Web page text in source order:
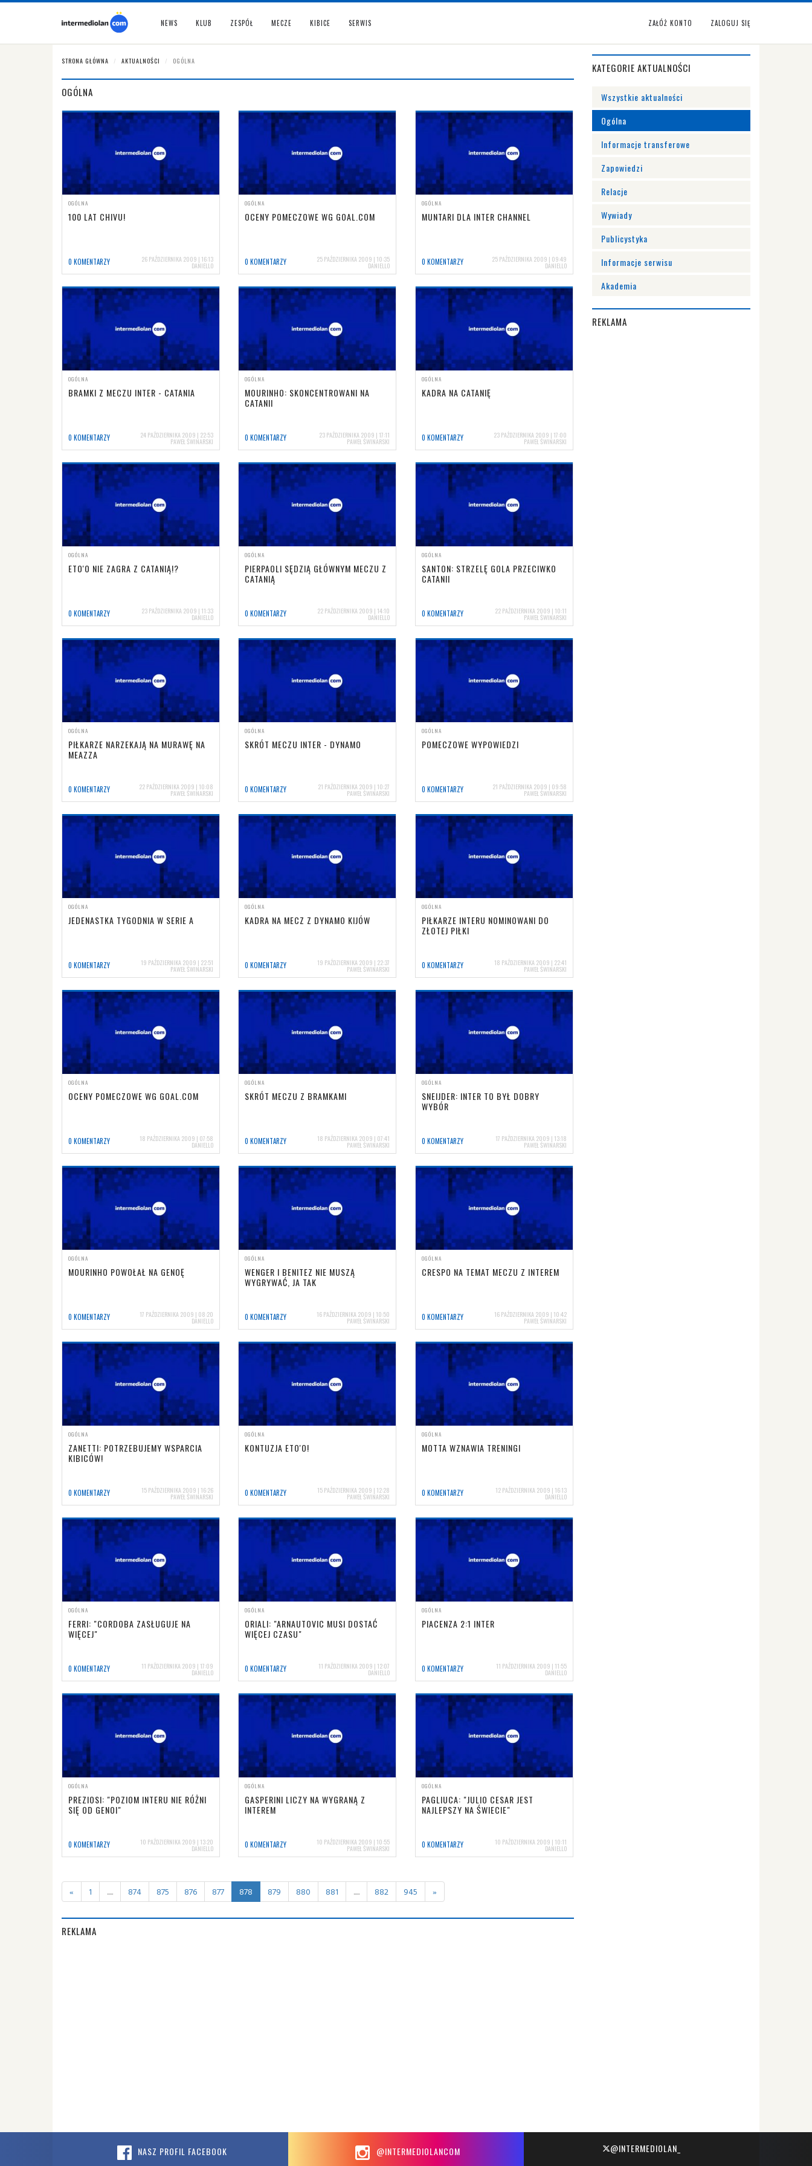
NEWS KLUB ZESPÓŁ MECZE KIBICE SERWIS ZAŁÓŻ KONTO ZALOGUJ SIĘ
STRONA GŁÓWNA AKTUALNOŚCI OGÓLNA
OGÓLNA
OGÓLNA
100 LAT CHIVU!
0 KOMENTARZY 26 PAŹDZIERNIKA 2009 | 16:13
DANIELLO
OGÓLNA
OCENY POMECZOWE WG GOAL.COM
0 KOMENTARZY 25 PAŹDZIERNIKA 2009 | 10:35
DANIELLO
OGÓLNA
MUNTARI DLA INTER CHANNEL
0 KOMENTARZY 25 PAŹDZIERNIKA 2009 | 09:49
DANIELLO
OGÓLNA
BRAMKI Z MECZU INTER - CATANIA
0 KOMENTARZY 24 PAŹDZIERNIKA 2009 | 22:53
PAWEŁ ŚWINARSKI
OGÓLNA
MOURINHO: SKONCENTROWANI NA
CATANII
0 KOMENTARZY 23 PAŹDZIERNIKA 2009 | 17:11
PAWEŁ ŚWINARSKI
OGÓLNA
KADRA NA CATANIĘ
0 KOMENTARZY 23 PAŹDZIERNIKA 2009 | 17:00
PAWEŁ ŚWINARSKI
OGÓLNA
ETO'O NIE ZAGRA Z CATANIĄ!?
0 KOMENTARZY 23 PAŹDZIERNIKA 2009 | 11:33
DANIELLO
OGÓLNA
PIERPAOLI SĘDZIĄ GŁÓWNYM MECZU Z
CATANIĄ
0 KOMENTARZY 22 PAŹDZIERNIKA 2009 | 14:10
DANIELLO
OGÓLNA
SANTON: STRZELĘ GOLA PRZECIWKO
CATANII
0 KOMENTARZY 22 PAŹDZIERNIKA 2009 | 10:11
PAWEŁ ŚWINARSKI
OGÓLNA
PIŁKARZE NARZEKAJĄ NA MURAWĘ NA
MEAZZA
0 KOMENTARZY 22 PAŹDZIERNIKA 2009 | 10:08
PAWEŁ ŚWINARSKI
OGÓLNA
SKRÓT MECZU INTER - DYNAMO
0 KOMENTARZY 21 PAŹDZIERNIKA 2009 | 10:27
PAWEŁ ŚWINARSKI
OGÓLNA
POMECZOWE WYPOWIEDZI
0 KOMENTARZY 21 PAŹDZIERNIKA 2009 | 09:58
PAWEŁ ŚWINARSKI
OGÓLNA
JEDENASTKA TYGODNIA W SERIE A
0 KOMENTARZY 19 PAŹDZIERNIKA 2009 | 22:51
PAWEŁ ŚWINARSKI
OGÓLNA
KADRA NA MECZ Z DYNAMO KIJÓW
0 KOMENTARZY 19 PAŹDZIERNIKA 2009 | 22:37
PAWEŁ ŚWINARSKI
OGÓLNA
PIŁKARZE INTERU NOMINOWANI DO
ZŁOTEJ PIŁKI
0 KOMENTARZY 18 PAŹDZIERNIKA 2009 | 22:41
PAWEŁ ŚWINARSKI
OGÓLNA
OCENY POMECZOWE WG GOAL.COM
0 KOMENTARZY 18 PAŹDZIERNIKA 2009 | 07:58
DANIELLO
OGÓLNA
SKRÓT MECZU Z BRAMKAMI
0 KOMENTARZY 18 PAŹDZIERNIKA 2009 | 07:41
PAWEŁ ŚWINARSKI
OGÓLNA
SNEIJDER: INTER TO BYŁ DOBRY
WYBÓR
0 KOMENTARZY 17 PAŹDZIERNIKA 2009 | 13:18
PAWEŁ ŚWINARSKI
OGÓLNA
MOURINHO POWOŁAŁ NA GENOĘ
0 KOMENTARZY 17 PAŹDZIERNIKA 2009 | 08:20
DANIELLO
OGÓLNA
WENGER I BENITEZ NIE MUSZĄ
WYGRYWAĆ, JA TAK
0 KOMENTARZY 16 PAŹDZIERNIKA 2009 | 10:50
PAWEŁ ŚWINARSKI
OGÓLNA
CRESPO NA TEMAT MECZU Z INTEREM
0 KOMENTARZY 16 PAŹDZIERNIKA 2009 | 10:42
PAWEŁ ŚWINARSKI
OGÓLNA
ZANETTI: POTRZEBUJEMY WSPARCIA
KIBICÓW!
0 KOMENTARZY 15 PAŹDZIERNIKA 2009 | 16:26
PAWEŁ ŚWINARSKI
OGÓLNA
KONTUZJA ETO'O!
0 KOMENTARZY 15 PAŹDZIERNIKA 2009 | 12:28
PAWEŁ ŚWINARSKI
OGÓLNA
MOTTA WZNAWIA TRENINGI
0 KOMENTARZY 12 PAŹDZIERNIKA 2009 | 16:13
DANIELLO
OGÓLNA
FERRI: "CORDOBA ZASŁUGUJE NA
WIĘCEJ"
0 KOMENTARZY 11 PAŹDZIERNIKA 2009 | 17:09
DANIELLO
OGÓLNA
ORIALI: "ARNAUTOVIC MUSI DOSTAĆ
WIĘCEJ CZASU"
0 KOMENTARZY 11 PAŹDZIERNIKA 2009 | 12:07
DANIELLO
OGÓLNA
PIACENZA 2:1 INTER
0 KOMENTARZY 11 PAŹDZIERNIKA 2009 | 11:55
DANIELLO
OGÓLNA
PREZIOSI: "POZIOM INTERU NIE RÓŻNI
SIĘ OD GENOI"
0 KOMENTARZY 10 PAŹDZIERNIKA 2009 | 13:20
DANIELLO
OGÓLNA
GASPERINI LICZY NA WYGRANĄ Z
INTEREM
0 KOMENTARZY 10 PAŹDZIERNIKA 2009 | 10:55
PAWEŁ ŚWINARSKI
OGÓLNA
PAGLIUCA: "JULIO CESAR JEST
NAJLEPSZY NA ŚWIECIE"
0 KOMENTARZY 10 PAŹDZIERNIKA 2009 | 10:11
DANIELLO
« 1 ..... 874 875 876 877 878 879 880 881 ..... 882 945 »
REKLAMA
KATEGORIE AKTUALNOŚCI
Wszystkie aktualności
Ogólna
Informacje transferowe
Zapowiedzi
Relacje
Wywiady
Publicystyka
Informacje serwisu
Akademia
REKLAMA
NASZ PROFIL FACEBOOK @INTERMEDIOLANCOM @INTERMEDIOLAN_